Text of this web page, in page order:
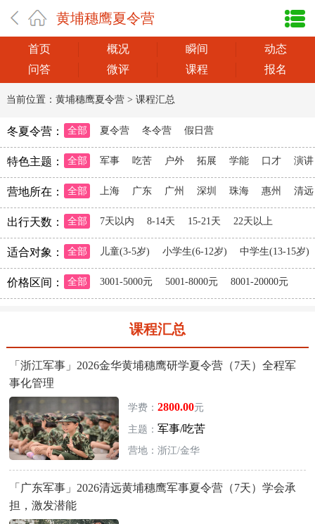
黄埔穗鹰夏令营
首页 概况 瞬间
动态
问答
微评 课程 报名
当前位置： 黄埔穗鹰夏令营> 课程汇总
冬夏令营： 全部 夏令营 冬令营 假日营
特色主题： 全部 军事 吃苦 户外 拓展 学能 口才 演讲
营地所在： 全部 上海 广东 广州 深圳 珠海 惠州 清远
出行天数： 全部 7天以内 8-14天 15-21天 22天以上
适合对象： 全部 儿童(3-5岁) 小学生(6-12岁) 中学生(13-15岁)
价格区间： 全部 3001-5000元 5001-8000元 8001-20000元
课程汇总
「浙江军事」2026金华黄埔穗鹰研学夏令营（7天）全程军
事化管理
学费： 2800.00元
主题： 军事/吃苦
营地：浙江/金华
「广东军事」2026清远黄埔穗鹰军事夏令营（7天）学会承
担，激发潜能